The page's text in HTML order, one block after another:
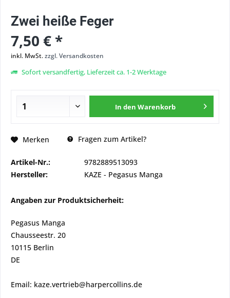
Zwei heiße Feger
7,50 € *
inkl. MwSt.zzgl. Versandkosten
Sofort versandfertig, Lieferzeit ca. 1-2 Werktage
In den Warenkorb
Merken Fragen zum Artikel?
Artikel-Nr.:
9782889513093
Hersteller:
KAZE - Pegasus Manga
Angaben zur Produktsicherheit:
Pegasus Manga
Chausseestr. 20
10115 Berlin
DE
Email: kaze.vertrieb@harpercollins.de